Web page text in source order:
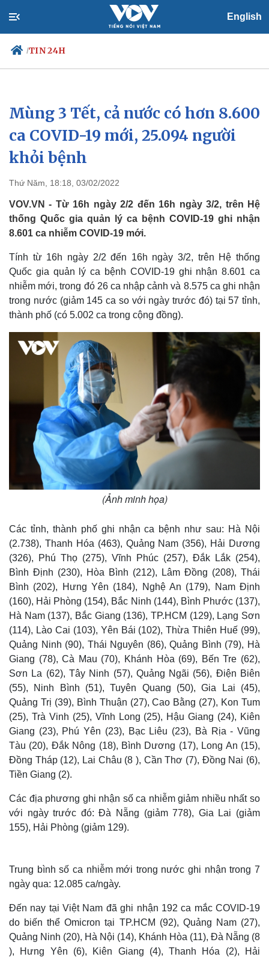
English
/TIN 24H
Chính trị
Đảng
Tổ chức nhân sự
Quốc hội
Nhận diện sự thật
Xã hội
Tin 24h
Dự báo thời tiết
Mùng 3 Tết, cả nước có hơn 8.600
ca COVID-19 mới, 25.094 người
khỏi bệnh
Thứ Năm, 18:18, 03/02/2022
VOV.VN - Từ 16h ngày 2/2 đến 16h ngày 3/2, trên Hệ
thống Quốc gia quản lý ca bệnh COVID-19 ghi nhận
8.601 ca nhiễm COVID-19 mới.
Tính từ 16h ngày 2/2 đến 16h ngày 3/2, trên Hệ thống
Quốc gia quản lý ca bệnh COVID-19 ghi nhận 8.601 ca
nhiễm mới, trong đó 26 ca nhập cảnh và 8.575 ca ghi nhận
trong nước (giảm 145 ca so với ngày trước đó) tại 57 tỉnh,
thành phố (có 5.002 ca trong cộng đồng).
(Ảnh minh họa)
Các tỉnh, thành phố ghi nhận ca bệnh như sau: Hà Nội
(2.738), Thanh Hóa (463), Quảng Nam (356), Hải Dương
(326), Phú Thọ (275), Vĩnh Phúc (257), Đắk Lắk (254),
Bình Định (230), Hòa Bình (212), Lâm Đồng (208), Thái
Bình (202), Hưng Yên (184), Nghệ An (179), Nam Định
(160), Hải Phòng (154), Bắc Ninh (144), Bình Phước (137),
Hà Nam (137), Bắc Giang (136), TP.HCM (129), Lạng Sơn
(114), Lào Cai (103), Yên Bái (102), Thừa Thiên Huế (99),
Quảng Ninh (90), Thái Nguyên (86), Quảng Bình (79), Hà
Giang (78), Cà Mau (70), Khánh Hòa (69), Bến Tre (62),
Sơn La (62), Tây Ninh (57), Quảng Ngãi (56), Điện Biên
(55), Ninh Bình (51), Tuyên Quang (50), Gia Lai (45),
Quảng Trị (39), Bình Thuận (27), Cao Bằng (27), Kon Tum
(25), Trà Vinh (25), Vĩnh Long (25), Hậu Giang (24), Kiên
Giang (23), Phú Yên (23), Bạc Liêu (23), Bà Rịa - Vũng
Tàu (20), Đắk Nông (18), Bình Dương (17), Long An (15),
Đồng Tháp (12), Lai Châu (8 ), Cần Thơ (7), Đồng Nai (6),
Tiền Giang (2).
Các địa phương ghi nhận số ca nhiễm giảm nhiều nhất so
với ngày trước đó: Đà Nẵng (giảm 778), Gia Lai (giảm
155), Hải Phòng (giảm 129).
Trung bình số ca nhiễm mới trong nước ghi nhận trong 7
ngày qua: 12.085 ca/ngày.
Đến nay tại Việt Nam đã ghi nhận 192 ca mắc COVID-19
do biến thể Omicron tại TP.HCM (92), Quảng Nam (27),
Quảng Ninh (20), Hà Nội (14), Khánh Hòa (11), Đà Nẵng (8
), Hưng Yên (6), Kiên Giang (4), Thanh Hóa (2), Hải